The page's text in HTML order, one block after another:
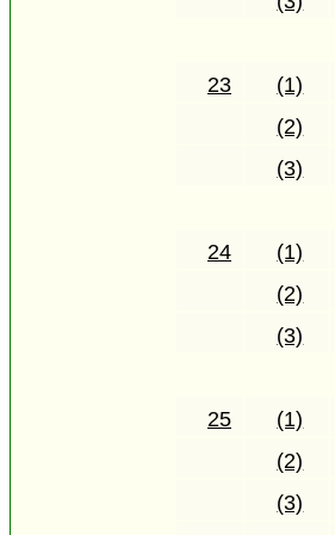
23
(1)
(2)
(3)
24
(1)
(2)
(3)
25
(1)
(2)
(3)